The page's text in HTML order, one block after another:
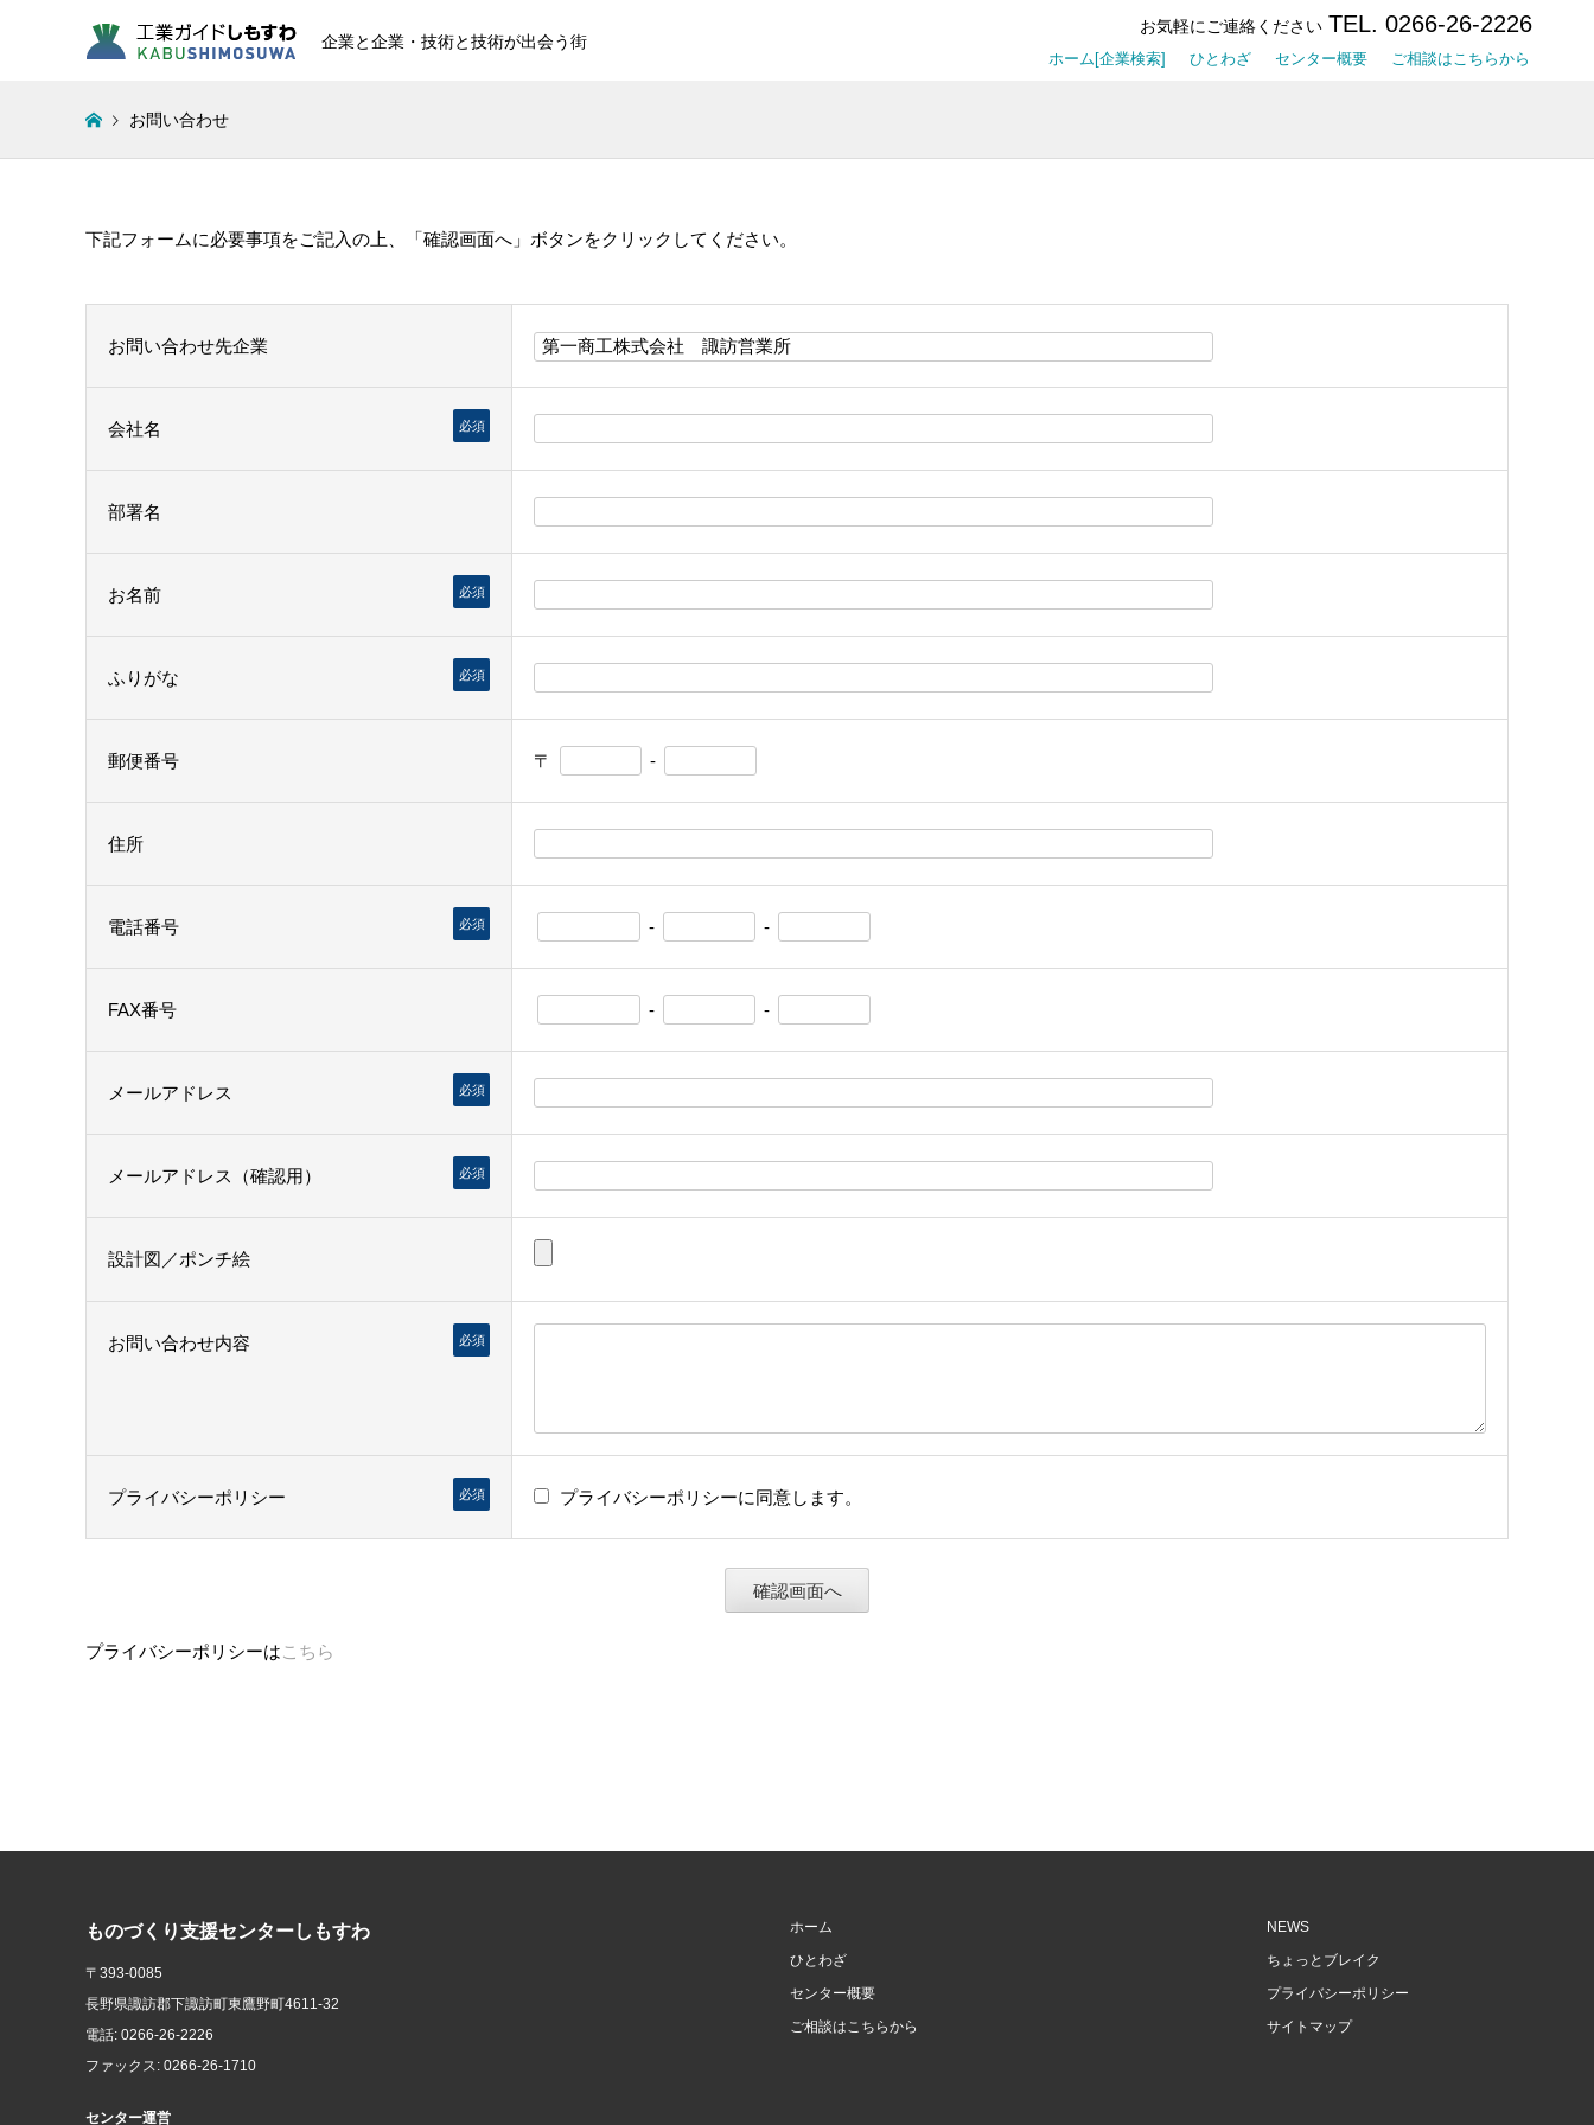
企業と企業・技術と技術が出会う街
お気軽にご連絡ください TEL. 0266-26-2226
ホーム[企業検索] ひとわざ センター概要 ご相談はこちらから
お問い合わせ
下記フォームに必要事項をご記入の上、「確認画面へ」ボタンをクリックしてください。
お問い合わせ先企業
会社名 必須
部署名
お名前 必須
ふりがな 必須
郵便番号 〒 -
住所
電話番号 必須 - -
FAX番号 - -
メールアドレス 必須
メールアドレス（確認用） 必須
設計図／ポンチ絵
お問い合わせ内容 必須
プライバシーポリシー 必須 プライバシーポリシーに同意します。
プライバシーポリシーはこちら
ものづくり支援センターしもすわ
〒393-0085
長野県諏訪郡下諏訪町東鷹野町4611-32
電話: 0266-26-2226
ファックス: 0266-26-1710
センター運営
ホーム
ひとわざ
センター概要
ご相談はこちらから
NEWS
ちょっとブレイク
プライバシーポリシー
サイトマップ